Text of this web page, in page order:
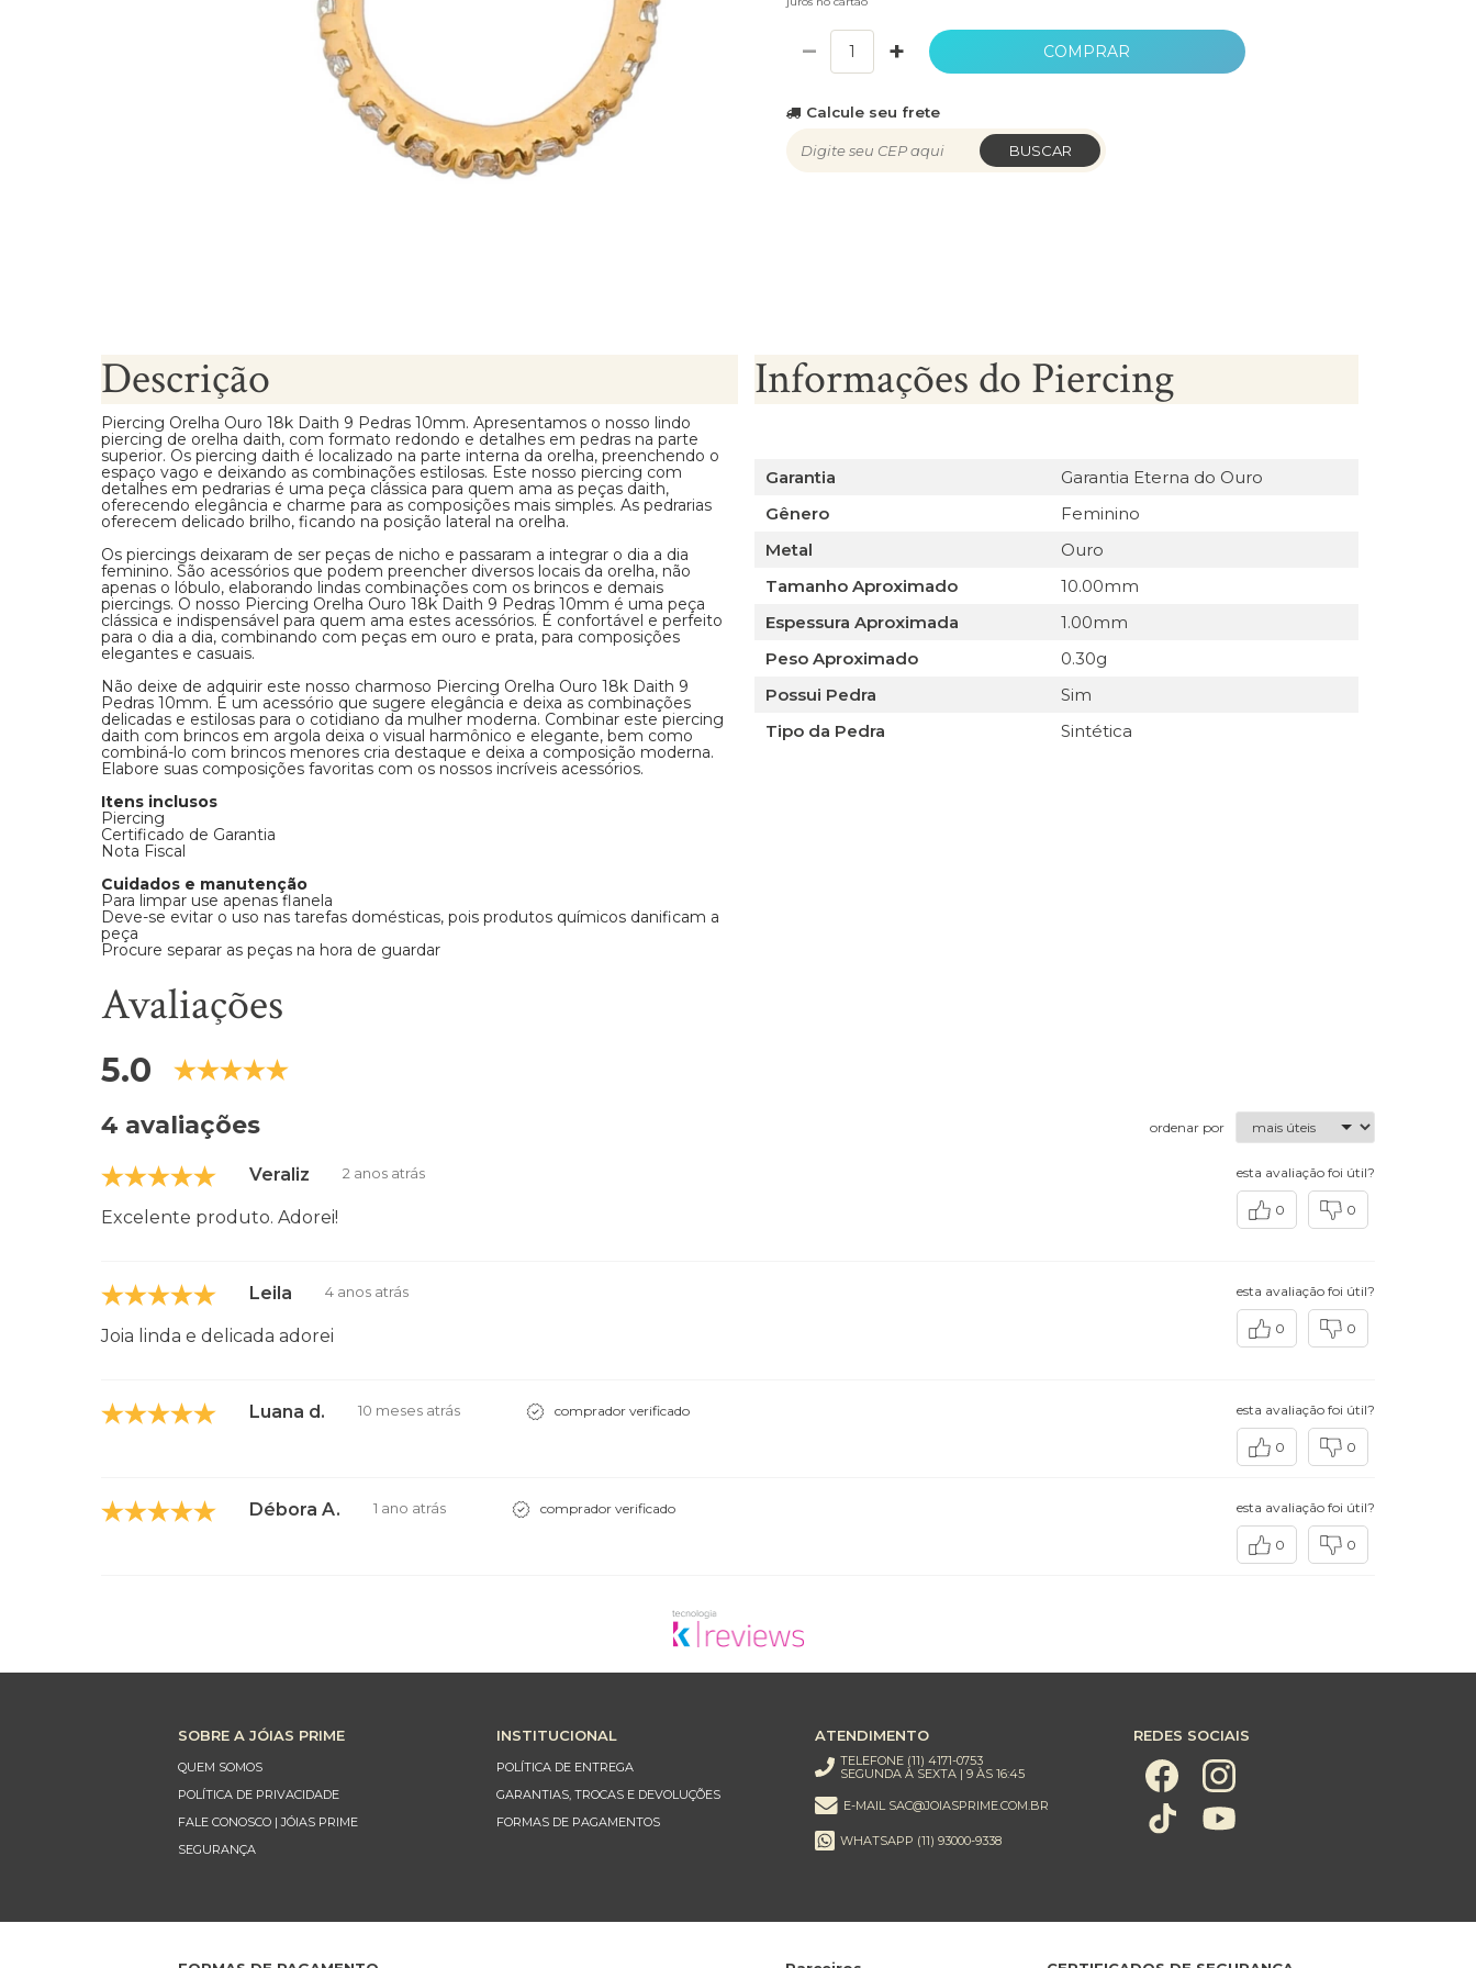
− + COMPRAR
Calcule seu frete
BUSCAR
Descrição
Piercing Orelha Ouro 18k Daith 9 Pedras 10mm. Apresentamos o nosso lindo
piercing de orelha daith, com formato redondo e detalhes em pedras na parte
superior. Os piercing daith é localizado na parte interna da orelha, preenchendo o
espaço vago e deixando as combinações estilosas. Este nosso piercing com
detalhes em pedrarias é uma peça clássica para quem ama as peças daith,
oferecendo elegância e charme para as composições mais simples. As pedrarias
oferecem delicado brilho, ficando na posição lateral na orelha.
Os piercings deixaram de ser peças de nicho e passaram a integrar o dia a dia
feminino. São acessórios que podem preencher diversos locais da orelha, não
apenas o lóbulo, elaborando lindas combinações com os brincos e demais
piercings. O nosso Piercing Orelha Ouro 18k Daith 9 Pedras 10mm é uma peça
clássica e indispensável para quem ama estes acessórios. É confortável e perfeito
para o dia a dia, combinando com peças em ouro e prata, para composições
elegantes e casuais.
Não deixe de adquirir este nosso charmoso Piercing Orelha Ouro 18k Daith 9
Pedras 10mm. É um acessório que sugere elegância e deixa as combinações
delicadas e estilosas para o cotidiano da mulher moderna. Combinar este piercing
daith com brincos em argola deixa o visual harmônico e elegante, bem como
combiná-lo com brincos menores cria destaque e deixa a composição moderna.
Elabore suas composições favoritas com os nossos incríveis acessórios.
Itens inclusos
Piercing
Certificado de Garantia
Nota Fiscal
Cuidados e manutenção
Para limpar use apenas flanela
Deve-se evitar o uso nas tarefas domésticas, pois produtos químicos danificam a
peça
Procure separar as peças na hora de guardar
Informações do Piercing
Garantia
Garantia Eterna do Ouro
Gênero
Feminino
Metal
Ouro
Tamanho Aproximado
10.00mm
Espessura Aproximada
1.00mm
Peso Aproximado
0.30g
Possui Pedra
Sim
Tipo da Pedra
Sintética
Avaliações
5.0
4 avaliações ordenar por
Veraliz 2 anos atrás
Excelente produto. Adorei!
esta avaliação foi útil?
0 0
Leila 4 anos atrás
Joia linda e delicada adorei
esta avaliação foi útil?
0 0
Luana d. 10 meses atrás comprador verificado esta avaliação foi útil?
0 0
Débora A. 1 ano atrás comprador verificado esta avaliação foi útil?
0 0
SOBRE A JÓIAS PRIME
QUEM SOMOS
POLÍTICA DE PRIVACIDADE
FALE CONOSCO | JÓIAS PRIME
SEGURANÇA
INSTITUCIONAL
POLÍTICA DE ENTREGA
GARANTIAS, TROCAS E DEVOLUÇÕES
FORMAS DE PAGAMENTOS
ATENDIMENTO
TELEFONE (11) 4171-0753
SEGUNDA À SEXTA | 9 ÀS 16:45
E-MAIL SAC@JOIASPRIME.COM.BR
WHATSAPP (11) 93000-9338
REDES SOCIAIS